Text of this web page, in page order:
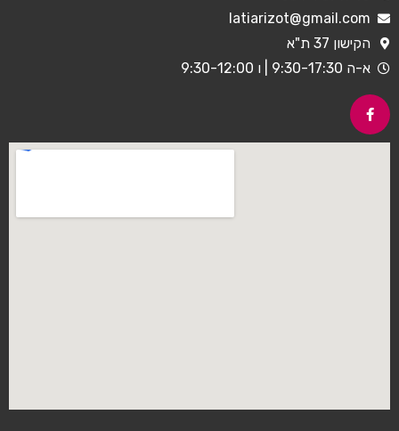
latiarizot@gmail.com
הקישון 37 ת"א
א-ה 9:30-17:30 | ו 9:30-12:00